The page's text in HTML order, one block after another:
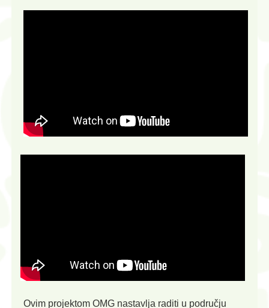
Ovim projektom OMG nastavlja raditi u području